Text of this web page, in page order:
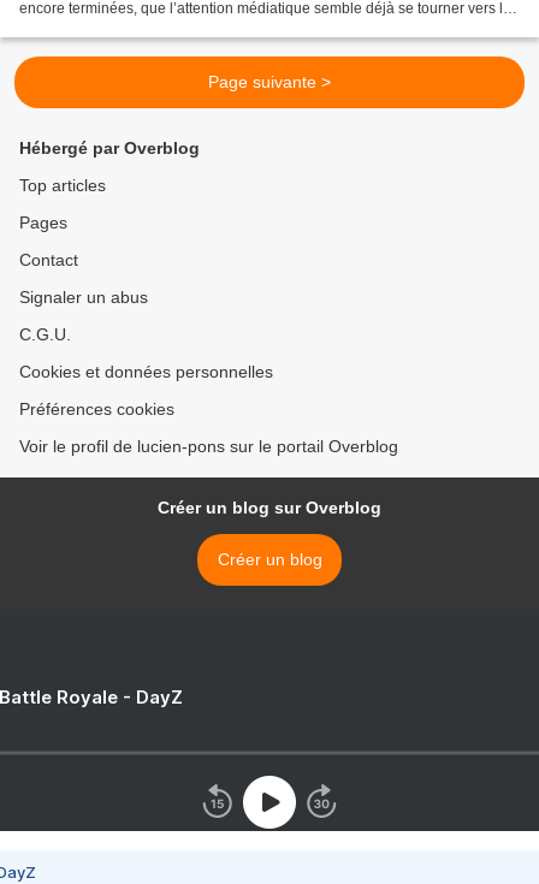
encore terminées, que l’attention médiatique semble déjà se tourner vers les
Page suivante >
Hébergé par Overblog
Top articles
Pages
Contact
Signaler un abus
C.G.U.
Cookies et données personnelles
Préférences cookies
Voir le profil de lucien-pons sur le portail Overblog
Créer un blog sur Overblog
Créer un blog
Royale - DayZ